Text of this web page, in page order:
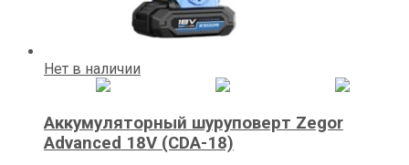
Нет в наличии
Аккумуляторный шуруповерт Zegor
Advanced 18V (CDA-18)